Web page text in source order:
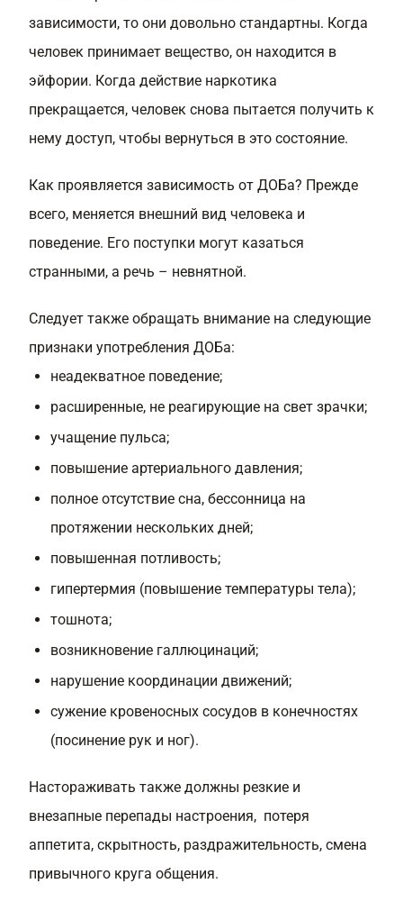
зависимости, то они довольно стандартны. Когда
человек принимает вещество, он находится в
эйфории. Когда действие наркотика
прекращается, человек снова пытается получить к
нему доступ, чтобы вернуться в это состояние.
Как проявляется зависимость от ДОБа? Прежде
всего, меняется внешний вид человека и
поведение. Его поступки могут казаться
странными, а речь – невнятной.
Следует также обращать внимание на следующие
признаки употребления ДОБа:
неадекватное поведение;
расширенные, не реагирующие на свет зрачки;
учащение пульса;
повышение артериального давления;
полное отсутствие сна, бессонница на
протяжении нескольких дней;
повышенная потливость;
гипертермия (повышение температуры тела);
тошнота;
возникновение галлюцинаций;
нарушение координации движений;
сужение кровеносных сосудов в конечностях
(посинение рук и ног).
Настораживать также должны резкие и
внезапные перепады настроения, потеря
аппетита, скрытность, раздражительность, смена
привычного круга общения.